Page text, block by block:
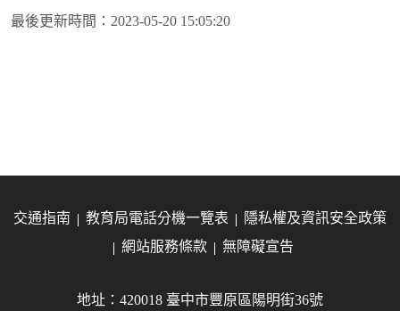
最後更新時間： 2023-05-20 15:05:20
交通指南 教育局電話分機一覽表
隱私權及資訊安全政策
網站服務條款
無障礙宣告
地址：420018 臺中市豐原區陽明街36號